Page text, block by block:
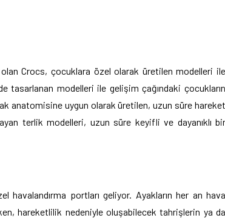
olan Crocs, çocuklara özel olarak üretilen modelleri ile
modelleri ile gelişim çağındaki çocukların
anatomisine uygun olarak üretilen, uzun süre hareket
terlik modelleri, uzun süre keyifli ve dayanıklı bir
portları geliyor. Ayakların her an hava
hareketlilik nedeniyle oluşabilecek tahrişlerin ya da